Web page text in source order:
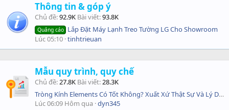
Thông tin & góp ý
Chủ đề 92.9K Bài viết 93.8K
Quảng cáo Lắp Đặt Máy Lạnh Treo Tường LG Cho Showroom
Lúc 05:10 tinhtrieuan
Mẫu quy trình, quy chế
Chủ đề 27.8K Bài viết 28.3K
Tròng Kính Elements Có Tốt Không? Xuất Xứ Thật Sự Và Lý Do Được Giới Trẻ Ưa Chuộng
Lúc 06:09 Hôm qua dyn345